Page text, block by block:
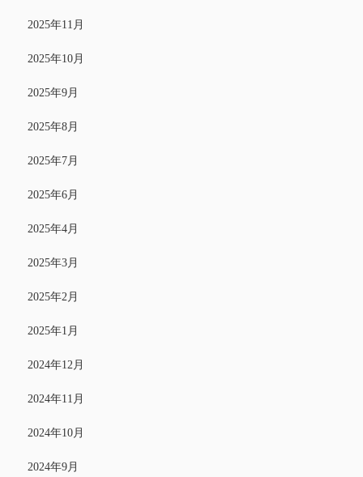
2025年11月
2025年10月
2025年9月
2025年8月
2025年7月
2025年6月
2025年4月
2025年3月
2025年2月
2025年1月
2024年12月
2024年11月
2024年10月
2024年9月